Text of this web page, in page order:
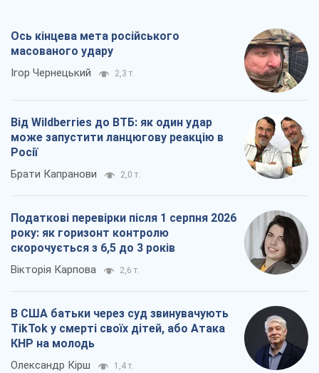
Ось кінцева мета російського
масованого удару
Ігор Чернецький 2,3 т.
Від Wildberries до ВТБ: як один удар
може запустити ланцюгову реакцію в
Росії
Брати Капранови 2,0 т.
Податкові перевірки після 1 серпня 2026
року: як горизонт контролю
скорочується з 6,5 до 3 років
Вікторія Карпова 2,6 т.
В США батьки через суд звинувачують
TikTok у смерті своїх дітей, або Атака
КНР на молодь
Олександр Кірш 1,4 т.